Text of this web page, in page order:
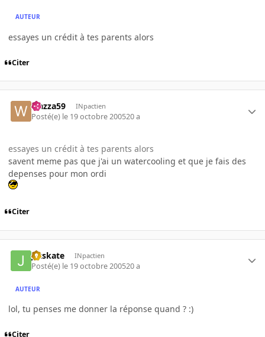
AUTEUR
essayes un crédit à tes parents alors
Citer
wazza59 INpactien
Posté(e) le 19 octobre 200520 a
essayes un crédit à tes parents alors
savent meme pas que j'ai un watercooling et que je fais des
depenses pour mon ordi
Citer
jetskate INpactien
Posté(e) le 19 octobre 200520 a
AUTEUR
lol, tu penses me donner la réponse quand ? :)
Citer